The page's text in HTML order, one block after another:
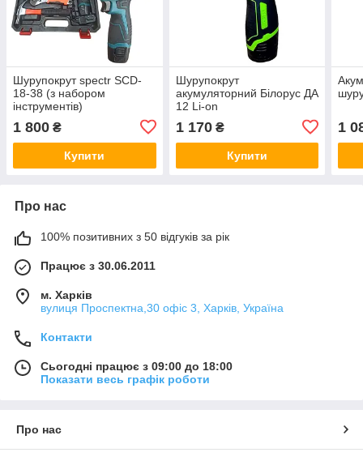
Шурупокрут spectr SCD-
18-38 (з набором
інструментів)
1 800 ₴
Купити
Шурупокрут
акумуляторний Білорус ДА
12 Li-on
1 170₴
Купити
1
Про нас
100% позитивних з 50 відгуків за рік
Працює з 30.06.2011
м. Харків
вулиця Проспектна,30 офіс 3, Харків, Україна
Контакти
Сьогодні працює з 09:00 до 18:00
Показати весь графік роботи
Про нас